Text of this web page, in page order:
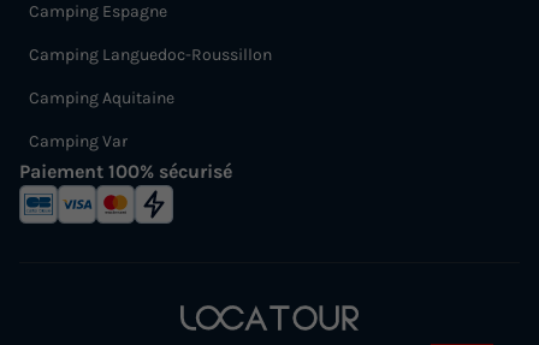
Camping Espagne
Camping Languedoc-Roussillon
Camping Aquitaine
Camping Var
Paiement 100% sécurisé